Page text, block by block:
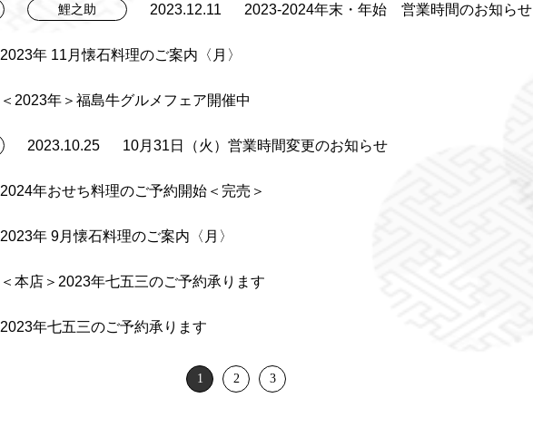
鯉之助 2023.12.11 2023-2024年末・年始 営業時間のお知らせ
2023年 11月懐石料理のご案内〈月〉
＜2023年＞福島牛グルメフェア開催中
2023.10.25 10月31日（火）営業時間変更のお知らせ
2024年おせち料理のご予約開始＜完売＞
2023年 9月懐石料理のご案内〈月〉
＜本店＞2023年七五三のご予約承ります
2023年七五三のご予約承ります
1 2 3